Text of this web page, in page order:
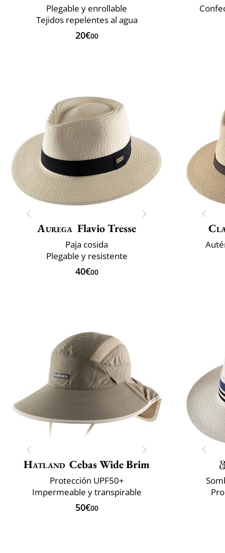
Plegable y enrollable
Tejidos repelentes al agua
20€00
Aurega Flavio Tresse
Paja cosida
Plegable y resistente
40€00
Hatland Cebas Wide Brim
Protección UPF50+
Impermeable y transpirable
50€00